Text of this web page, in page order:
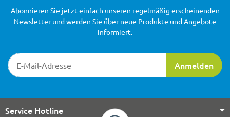
Newsletter-Registrierung
Anmelden
Abonnieren Sie jetzt einfach unseren regelmäßig erscheinenden
Newsletter und werden Sie über neue Produkte und Angebote
informiert.
Service Hotline